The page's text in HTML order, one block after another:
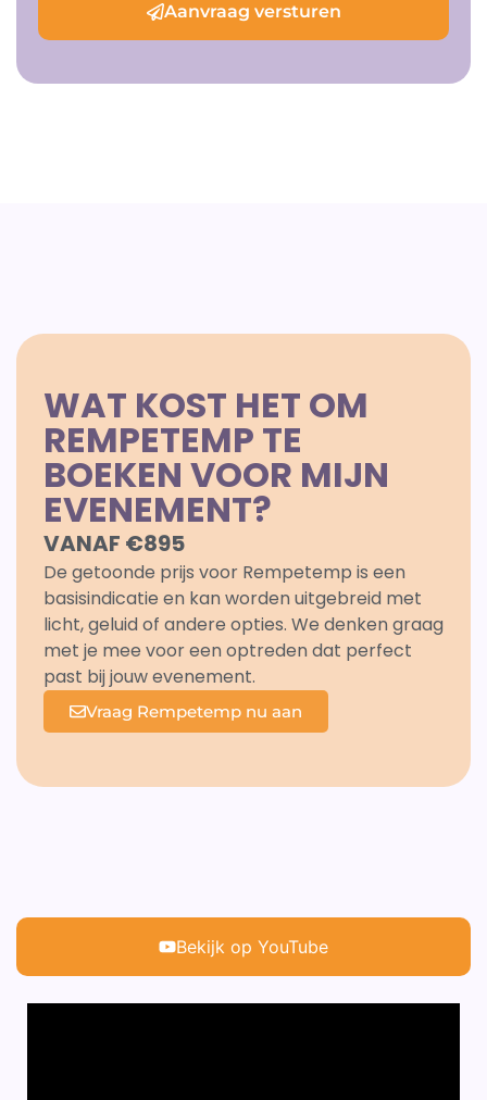
Aanvraag versturen
WAT KOST HET OM
REMPETEMP TE
BOEKEN VOOR MIJN
EVENEMENT?
VANAF €895
De getoonde prijs voor Rempetemp is een
basisindicatie en kan worden uitgebreid met
licht, geluid of andere opties. We denken graag
met je mee voor een optreden dat perfect
past bij jouw evenement.
Vraag Rempetemp nu aan
Bekijk op YouTube